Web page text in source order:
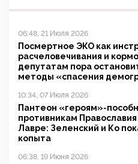
06:48, 21 Июля 2026
Посмертное ЭКО как
расчеловечивания и
депутатам пора
методы «спасения
10:34, 07 Июля 2026
Пантеон «героям»-
противникам
Лавре: Зеленский и Ко
копыта
06:38, 19 Июня 2026